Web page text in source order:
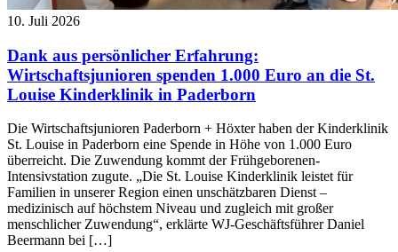
10. Juli 2026
Dank aus persönlicher Erfahrung:
Wirtschaftsjunioren spenden 1.000 Euro an die St.
Louise Kinderklinik in Paderborn
Die Wirtschaftsjunioren Paderborn + Höxter haben der Kinderklinik
St. Louise in Paderborn eine Spende in Höhe von 1.000 Euro
überreicht. Die Zuwendung kommt der Frühgeborenen-
Intensivstation zugute. „Die St. Louise Kinderklinik leistet für
Familien in unserer Region einen unschätzbaren Dienst –
medizinisch auf höchstem Niveau und zugleich mit großer
menschlicher Zuwendung“, erklärte WJ-Geschäftsführer Daniel
Beermann bei […]